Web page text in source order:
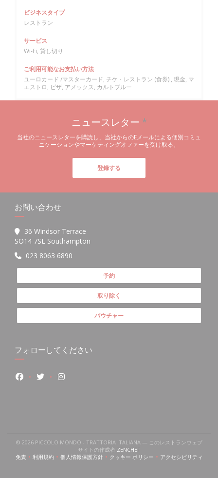
ビジネスタイプ
レストラン
サービス
Wi-Fi, 貸し切り
ご利用可能なお支払い方法
ユーロカード /マスターカード, チケ・レストラン (食券) , 現金, マ
エストロ, ビザ, アメックス, カルトブルー
ニュースレター *
当社のニュースレターを購読し、当社からのEメールによる個別コミュ
ニケーションやマーケティングオファーを受け取る。
登録する
お問い合わせ
36 Windsor Terrace
SO14 7SL Southampton
023 8063 6890
予約
取り除く
バウチャー
フォローしてください
Facebook ((新しいウィンドウで開きます))
Twitter ((新しいウィンドウで開きます))
Instagram ((新しいウィンドウで開きます))
© 2026 PICCOLO MONDO - TRATTORIA ITALIANA — このレストランウェブ
サイトの作成者 ZENCHEF((新しいウィンドウで開きます))
免責((新しいウィンドウで開きます))
利用規約((新しいウィンドウで開きます))
個人情報保護方針((新しいウィンドウで開きます))
クッキー ポリシー((新しいウィンドウで開きます))
アクセシビリティ
((新しいウィン